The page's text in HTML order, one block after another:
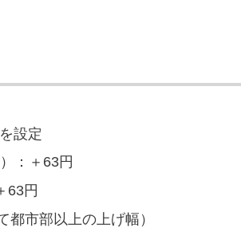
設定
：＋63円
63円
市部以上の上げ幅）